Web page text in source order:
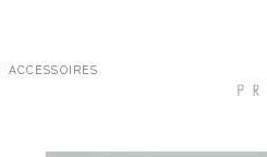
ACCESSOIRES